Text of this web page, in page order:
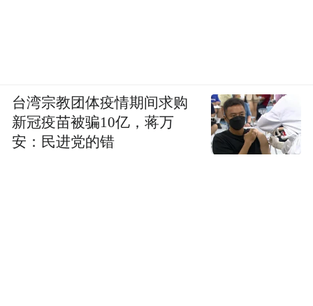
台湾宗教团体疫情期间求购
新冠疫苗被骗10亿，蒋万
安：民进党的错